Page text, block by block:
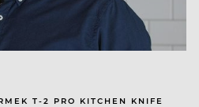
T-2 PRO KITCHEN KNIFE